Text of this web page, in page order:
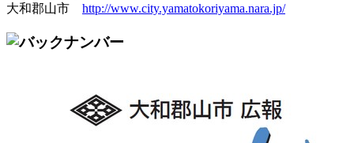
大和郡山市 http://www.city.yamatokoriyama.nara.jp/